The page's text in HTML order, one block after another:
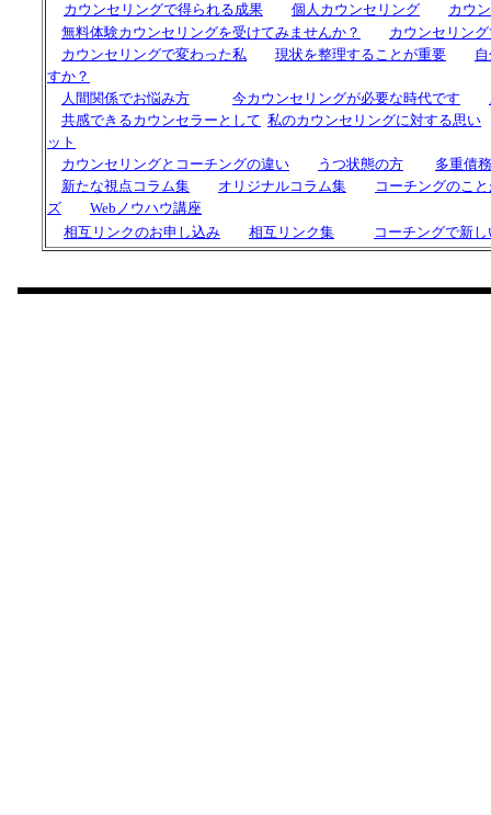
カウンセリングで得られる成果 個人カウンセリング
カウ
無料体験カウンセリングを受けてみませんか？
カウンセリン
カウンセリングで変わった私
現状を整理することが重要
すか？
人間関係でお悩み方
今カウンセリングが必要な時代です
共感できるカウンセラーとして 私のカウンセリングに対する思い
ット
カウンセリングと コーチングの違い うつ状態の方
多重債
新たな視点コラム集
オリジナルコラム集
コーチングのこ
ズ
Webノウハウ講座
相互リンクのお申し込み
相互リンク集 コーチングで新